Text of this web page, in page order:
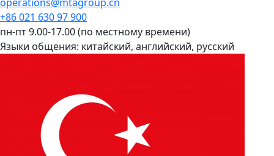
+86 021 630 97 900
пн-пт 9.00-17.00 (по местному времени)
Языки общения: китайский, английский, русский